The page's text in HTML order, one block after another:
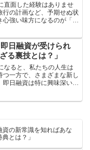
直面した経験はありませ
行の計画など、予期せぬ状
強い味方になるのが「即
即日融資が受けられ
る裏技とは？」
なると、私たちの人生は
一方で、さまざまな新し
日融資は特に興味深いト
資の新常識を知ればあな
とは？」